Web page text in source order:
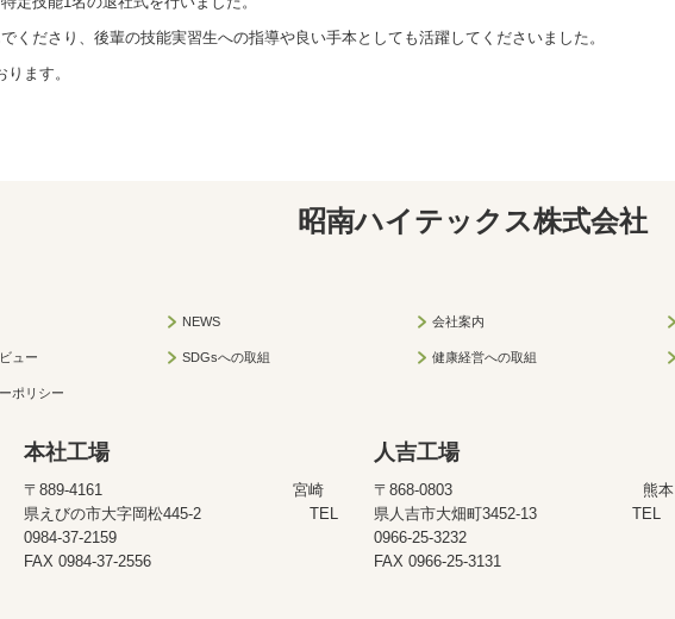
くださり、後輩の技能実習生への指導や良い手本としても活躍してくださいました。
ます。
昭南ハイテックス株式会社
NEWS 会社案内
ュー SDGsへの取組 健康経営への取組
ポリシー
本社工場
〒889-4161 宮崎
県えびの市大字岡松445-2 TEL
0984-37-2159
FAX 0984-37-2556
人吉工場
〒868-0803 熊本
県人吉市大畑町3452-13 TEL
0966-25-3232
FAX 0966-25-3131